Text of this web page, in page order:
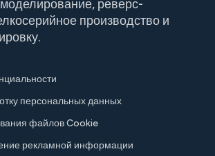
реверс-
производство и
персональных данных
файлов Cookie
рекламной информации